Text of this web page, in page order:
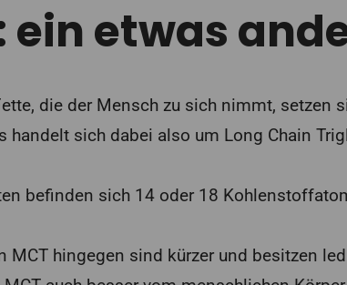
ein etwas
die der Mensch zu sich nimmt, setzen
handelt sich dabei also um Long Chain
befinden sich 14 oder 18
MCT hingegen sind kürzer und besitzen